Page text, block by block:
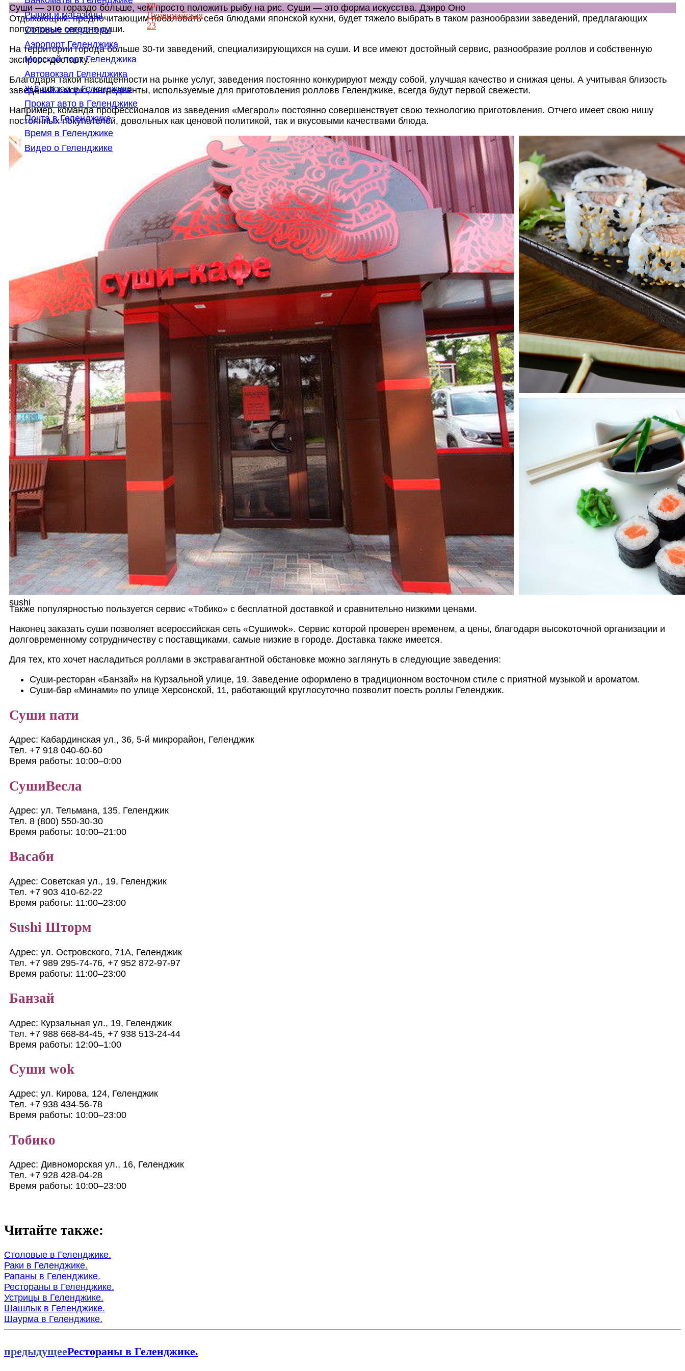
ул.
Первомайская
23
Рынки и магазины
Сотовые операторы
Аэропорт Геленджика
Морской порт Геленджика
Автовокзал Геленджика
ЖД вокзал в Геленджике
Прокат авто в Геленджике
Почта в Геленджике
Время в Геленджике
Видео о Геленджике
Суши — это гораздо больше, чем просто положить рыбу на рис. Суши — это форма искусства. Дзиро Оно
Отдыхающим, предпочитающим побаловать себя блюдами японской кухни, будет тяжело выбрать в таком разнообразии заведений, предлагающих
популярные сегодня суши.
На территории города больше 30-ти заведений, специализирующихся на суши. И все имеют достойный сервис, разнообразие роллов и собственную
экспресс-доставку.
Благодаря такой насыщенности на рынке услуг, заведения постоянно конкурируют между собой, улучшая качество и снижая цены. А учитывая близость
заведений к морю, ингредиенты, используемые для приготовления ролловв Геленджике, всегда будут первой свежести.
Например, команда профессионалов из заведения «Мегарол» постоянно совершенствует свою технологию приготовления. Отчего имеет свою нишу
постоянных покупателей, довольных как ценовой политикой, так и вкусовыми качествами блюда.
sushi
Также популярностью пользуется сервис «Тобико» с бесплатной доставкой и сравнительно низкими ценами.
Наконец заказать суши позволяет всероссийская сеть «Сушиwok». Сервис которой проверен временем, а цены, благодаря высокоточной организации и
долговременному сотрудничеству с поставщиками, самые низкие в городе. Доставка также имеется.
Для тех, кто хочет насладиться роллами в экстравагантной обстановке можно заглянуть в следующие заведения:
Суши-ресторан «Банзай» на Курзальной улице, 19. Заведение оформлено в традиционном восточном стиле с приятной музыкой и ароматом.
Суши-бар «Минами» по улице Херсонской, 11, работающий круглосуточно позволит поесть роллы Геленджик.
Суши пати
Адрес: Кабардинская ул., 36, 5-й микрорайон, Геленджик
Тел. +7 918 040‑60-60
Время работы: 10:00–0:00
СушиВесла
Адрес: ул. Тельмана, 135, Геленджик
Тел. 8 (800) 550-30-30
Время работы: 10:00–21:00
Васаби
Адрес: Советская ул., 19, Геленджик
Тел. +7 903 410‑62-22
Время работы: 11:00–23:00
Sushi Шторм
Адрес: ул. Островского, 71А, Геленджик
Тел. +7 989 295‑74-76, +7 952 872‑97-97
Время работы: 11:00–23:00
Банзай
Адрес: Курзальная ул., 19, Геленджик
Тел. +7 988 668‑84-45, +7 938 513‑24-44
Время работы: 12:00–1:00
Суши wok
Адрес: ул. Кирова, 124, Геленджик
Тел. +7 938 434‑56-78
Время работы: 10:00–23:00
Тобико
Адрес: Дивноморская ул., 16, Геленджик
Тел. +7 928 428‑04-28
Время работы: 10:00–23:00
Читайте также:
Cтоловые в Геленджике.
Раки в Геленджике.
Рапаны в Геленджике.
Рестораны в Геленджике.
Устрицы в Геленджике.
Шашлык в Геленджике.
Шаурма в Геленджике.
предыдущееРестораны в Геленджике.